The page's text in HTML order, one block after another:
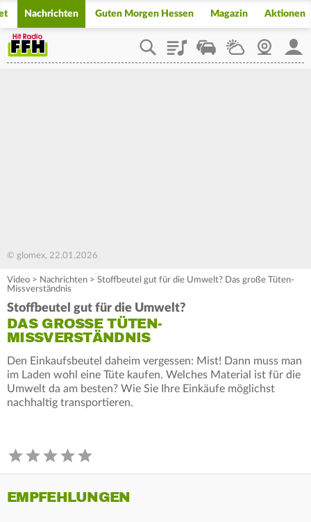
Nachrichten Guten Morgen Hessen Magazin Aktionen
PlaylistStaupilotWetterWebcam
© glomex, 22.01.2026
Video > Nachrichten > Stoffbeutel gut für die Umwelt? Das große Tüten-
Missverständnis
Stoffbeutel gut für die Umwelt?
DAS GROSSE TÜTEN-M
ISSVERSTÄNDNIS
Den Einkaufsbeutel daheim vergessen: Mist! Dann muss man
im Laden wohl eine Tüte kaufen. Welches Material ist für die
Umwelt da am besten? Wie Sie Ihre Einkäufe möglichst
nachhaltig transportieren.
EMPFEHLUNGEN